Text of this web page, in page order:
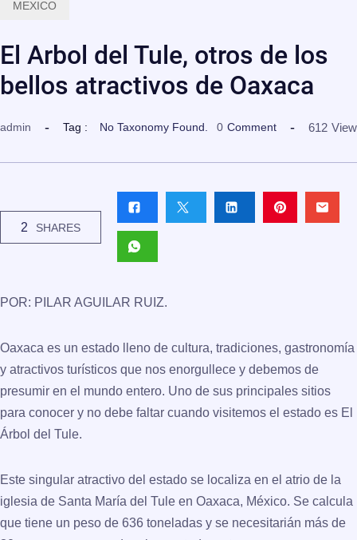
MEXICO
El Arbol del Tule, otros de los
bellos atractivos de Oaxaca
admin Tag : No Taxonomy Found. 0 Comment 612 View
2 SHARES
POR: PILAR AGUILAR RUIZ.
Oaxaca es un estado lleno de cultura, tradiciones, gastronomía
y atractivos turísticos que nos enorgullece y debemos de
presumir en el mundo entero. Uno de sus principales sitios
para conocer y no debe faltar cuando visitemos el estado es El
Árbol del Tule.
Este singular atractivo del estado se localiza en el atrio de la
iglesia de Santa María del Tule en Oaxaca, México. Se calcula
que tiene un peso de 636 toneladas y se necesitarián más de